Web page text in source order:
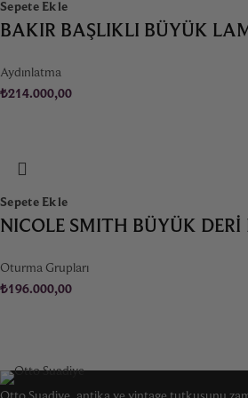
Sepete Ekle
BAKIR BAŞLIKLI BÜYÜK
Aydınlatma
₺214.000,00
Sepete Ekle
NICOLE SMITH BÜYÜK
Oturma Grupları
₺196.000,00